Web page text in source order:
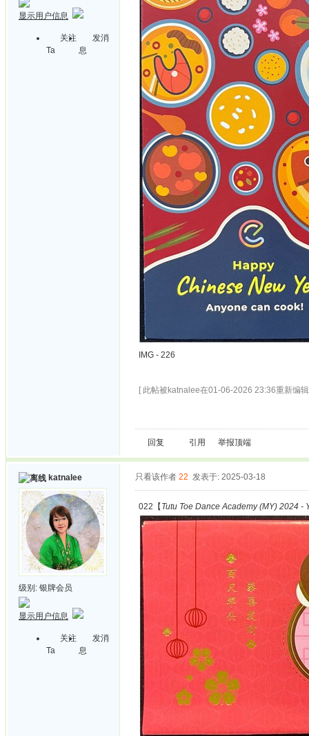
显示用户信息
关注
Ta
发消
息
IMG - 226
[ 此帖被katnalee在01-06-2026 23:36重新编
回复 引用 举报顶端
katnalee
级别: 银牌会员
显示用户信息
关注
Ta
发消
息
只看该作者 22 发表于: 2025-03-18
022【 Tutu Toe Dance Academy (MY) 2024 -